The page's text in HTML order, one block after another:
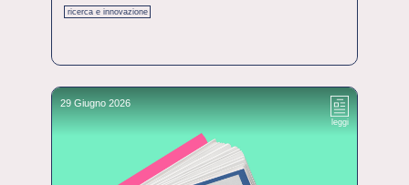
ricerca e innovazione
29 Giugno 2026
leggi